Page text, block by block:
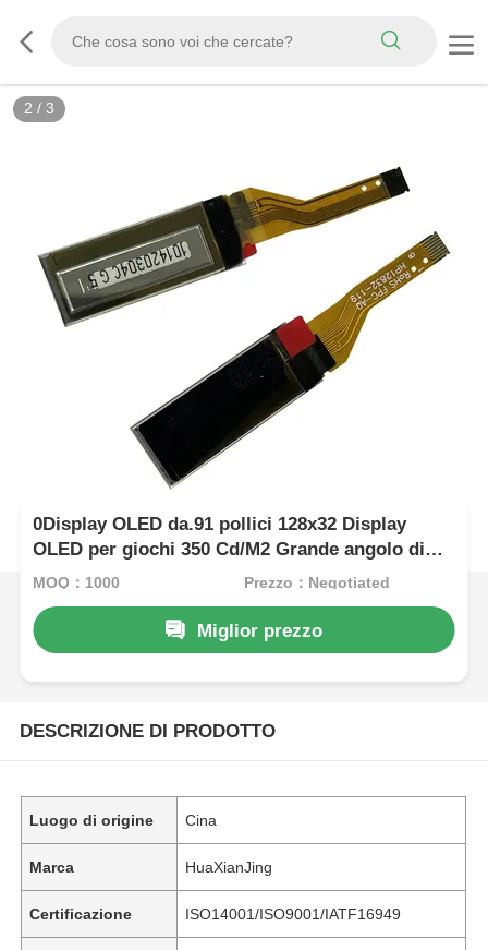
2 / 3
0Display OLED da.91 pollici 128x32 Display
OLED per giochi 350 Cd/M2 Grande angolo di
visione
MOQ：1000 Prezzo：Negotiated
Miglior prezzo
DESCRIZIONE DI PRODOTTO
Luogo di origine Cina
Marca HuaXianJing
Certificazione ISO14001/ISO9001/IATF16949